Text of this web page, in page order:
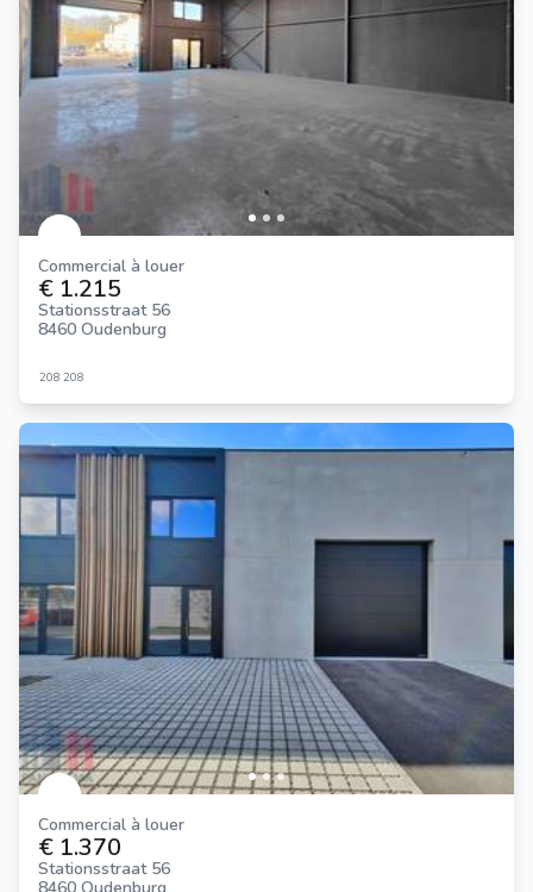
Commercial à louer
€ 1.215
Stationsstraat 56
8460 Oudenburg
208 208
Commercial à louer
€ 1.370
Stationsstraat 56